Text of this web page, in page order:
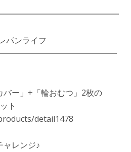
パンライフ
バー」+「輪おむつ」2枚の
ト
detail1478
ャレンジ♪